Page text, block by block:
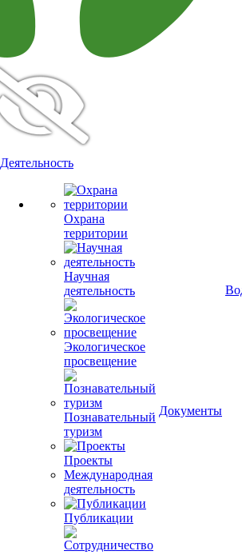
Деятельность
Охрана
территории
Научная
деятельность
Экологическое
просвещение
Познавательный
туризм
Проекты
Международная
деятельность
Публикации
Документы